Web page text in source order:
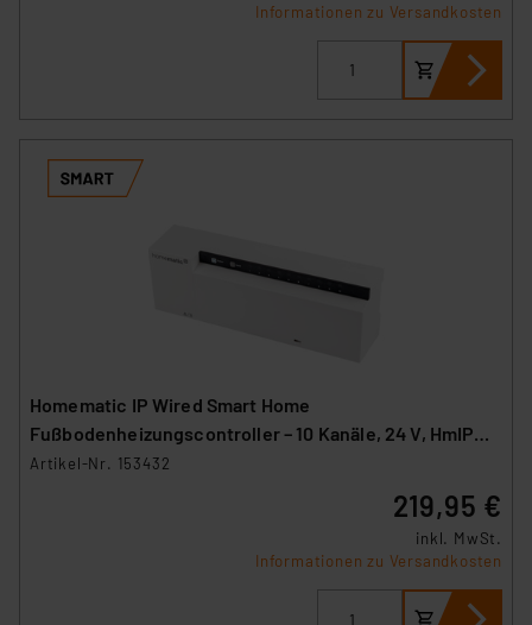
Informationen zu Versandkosten
Homematic IP Wired Smart Home
Fußbodenheizungscontroller – 10 Kanäle, 24 V, HmIPW-
FAL24-C10
Artikel-Nr. 153432
219,95 €
inkl. MwSt.
Informationen zu Versandkosten